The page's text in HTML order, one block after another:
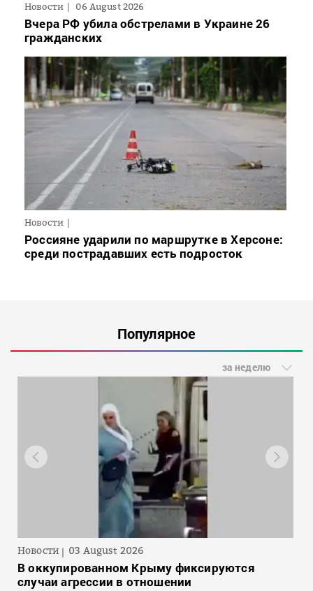
Новости 06 August 2026
Вчера РФ убила обстрелами в Украине 26
гражданских
Новости
Россияне ударили по маршрутке в Херсоне:
среди пострадавших есть подросток
Популярное
за неделю
Новости 03 August 2026
В оккупированном Крыму фиксируются
случаи агрессии в отношении